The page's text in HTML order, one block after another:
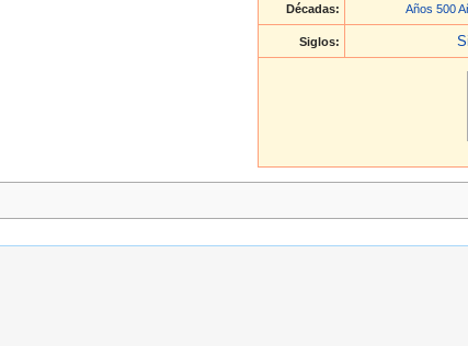
Décadas: Años 500
Siglos: